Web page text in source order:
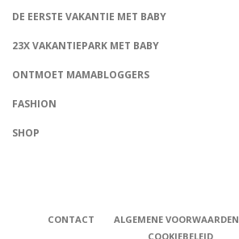
CONNECT
DE EERSTE VAKANTIE MET BABY
23X VAKANTIEPARK MET BABY
ONTMOET MAMABLOGGERS
FASHION
SHOP
CONTACT ALGEMENE VOORWAARDEN
COOKIEBELEID